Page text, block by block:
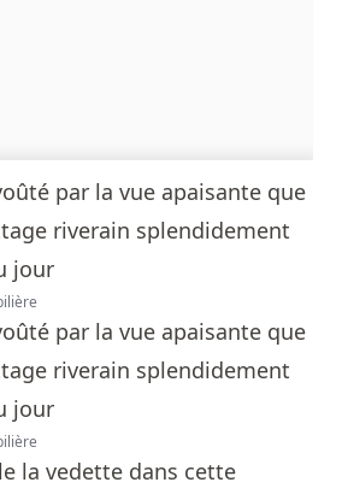
la vedette dans cette